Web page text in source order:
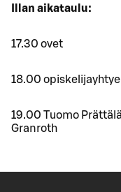
Illan aikataulu:
17.30 ovet
18.00 opiskelijayhtye
19.00 Tuomo
Granroth